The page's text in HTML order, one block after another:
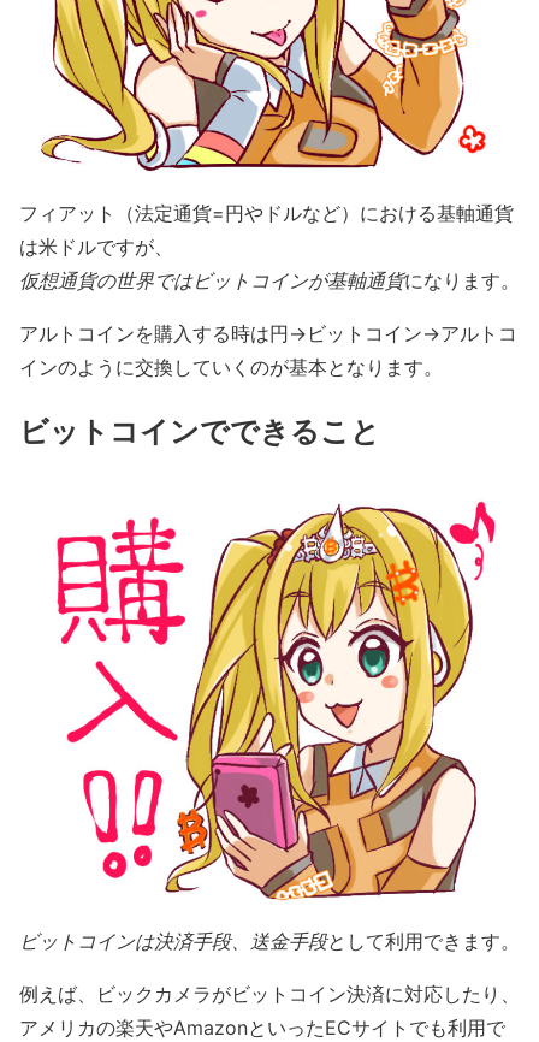
フィアット（法定通貨=円やドルなど）における基軸通貨
は米ドルですが、
仮想通貨の世界ではビットコインが基軸通貨になります。
アルトコインを購入する時は円→ビットコイン→アルトコ
インのように交換していくのが基本となります。
ビットコインでできること
ビットコインは決済手段、送金手段として利用できます。
例えば、ビックカメラがビットコイン決済に対応したり、
アメリカの楽天やAmazonといったECサイトでも利用で